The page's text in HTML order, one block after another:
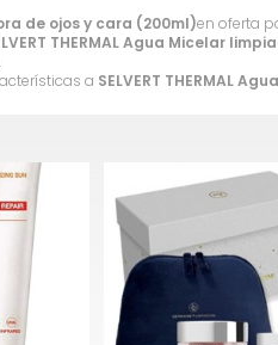
de ojos y cara (200ml)en oferta
THERMAL Agua Micelar
a SELVERT THERMAL